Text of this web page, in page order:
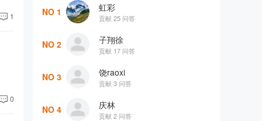
1
0
NO 1 虹彩
贡献 25 问答
NO 2 子翔徐
贡献 17 问答
NO 3 饶raoxi
贡献 3 问答
NO 4 庆林
贡献 2 问答